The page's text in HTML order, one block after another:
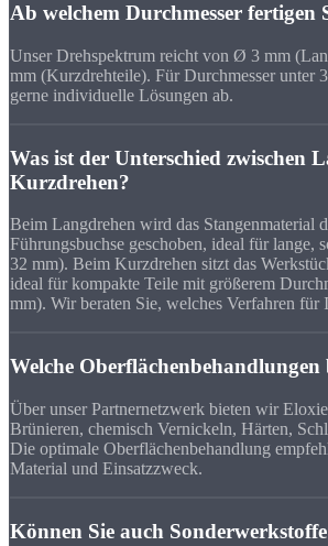
Ab welchem Durchmesser fertigen
Unser Drehspektrum reicht von Ø 3 mm
mm (Kurzdrehteile). Für Durchmesser unter
gerne individuelle Lösungen ab.
Was ist der Unterschied zwischen
Kurzdrehen?
Beim Langdrehen wird das Stangenmaterial
Führungsbuchse geschoben, ideal für lange,
32 mm). Beim Kurzdrehen sitzt das
ideal für kompakte Teile mit größerem
mm). Wir beraten Sie, welches Verfahren für
Welche Oberflächenbehandlungen
Über unser Partnernetzwerk bieten wir
Brünieren, chemisch Vernickeln, Härten,
Die optimale Oberflächenbehandlung
Material und Einsatzzweck.
Können Sie auch